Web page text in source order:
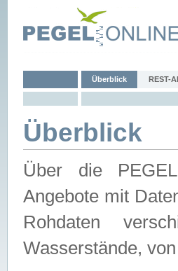
Überblick REST-
Überblick
Über die
Angebote mit
Rohdaten
Wasserstände,